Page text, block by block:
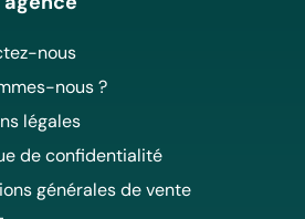
nous
nous ?
légales
de confidentialité
générales de vente